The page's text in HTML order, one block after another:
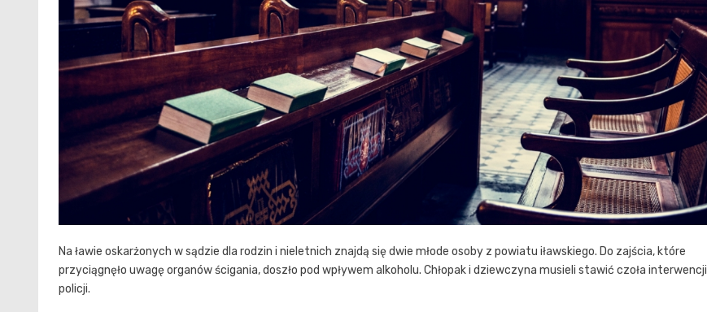
Na ławie oskarżonych w sądzie dla rodzin i nieletnich znajdą się dwie młode osoby z powiatu iławskiego. Do zajścia, które
przyciągnęło uwagę organów ścigania, doszło pod wpływem alkoholu. Chłopak i dziewczyna musieli stawić czoła interwencji
policji.